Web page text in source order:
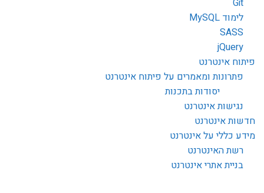
לימוד MySQL
SASS
jQuery
פיתוח אינטרנט
פתרונות ומאמרים על פיתוח אינטרנט
יסודות בתכנות
נגישות אינטרנט
חדשות אינטרנט
מידע כללי על אינטרנט
רשת האינטרנט
בניית אתרי אינטרנט